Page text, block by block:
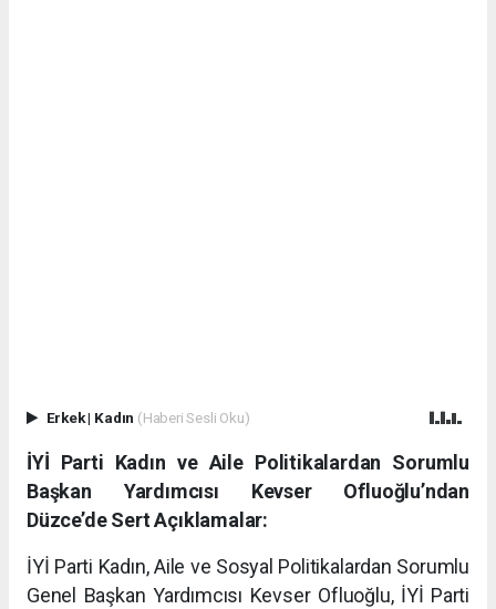
Erkek| Kadın (Haberi Sesli Oku)
İYİ Parti Kadın ve Aile Politikalardan Sorumlu
Başkan Yardımcısı Kevser Ofluoğlu’ndan
Düzce’de Sert Açıklamalar:
İYİ Parti Kadın, Aile ve Sosyal Politikalardan Sorumlu
Genel Başkan Yardımcısı Kevser Ofluoğlu, İYİ Parti